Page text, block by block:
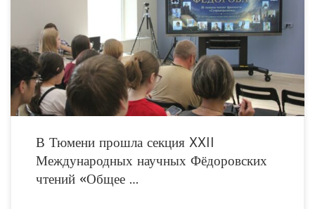
5 июня 2026 года в Тюмени состоялась Тюменская секция XXII
Международных научных Фёдоровских чтений «Общее дело как проект: от
философии Н.Ф. Федорова к современным практикам
В Тюмени прошла секция XXII
Международных научных Фёдоровских
чтений «Общее …